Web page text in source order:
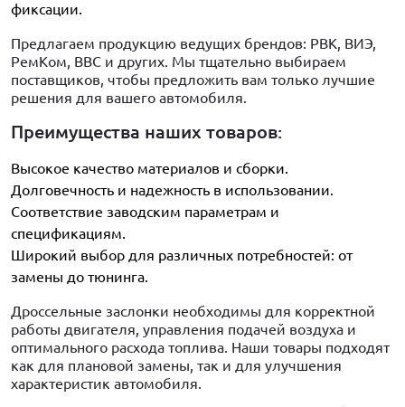
фиксации.
Предлагаем продукцию ведущих брендов: PBK, ВИЭ,
РемКом, BBC и других. Мы тщательно выбираем
поставщиков, чтобы предложить вам только лучшие
решения для вашего автомобиля.
Преимущества наших товаров:
Высокое качество материалов и сборки.
Долговечность и надежность в использовании.
Соответствие заводским параметрам и
спецификациям.
Широкий выбор для различных потребностей: от
замены до тюнинга.
Дроссельные заслонки необходимы для корректной
работы двигателя, управления подачей воздуха и
оптимального расхода топлива. Наши товары подходят
как для плановой замены, так и для улучшения
характеристик автомобиля.